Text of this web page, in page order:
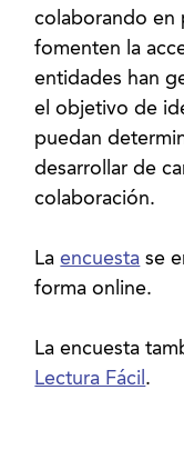
colaborando en
fomenten la
entidades han
el objetivo de
puedan
desarrollar de
colaboración.
Laencuesta se
forma online.
La encuesta
Lectura Fácil .